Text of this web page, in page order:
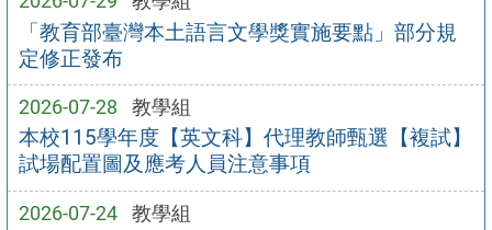
「教育部臺灣本土語言文學獎實施要點」部分規
定修正發布
2026-07-28 教學組
本校115學年度【英文科】代理教師甄選【複試】
試場配置圖及應考人員注意事項
2026-07-24 教學組